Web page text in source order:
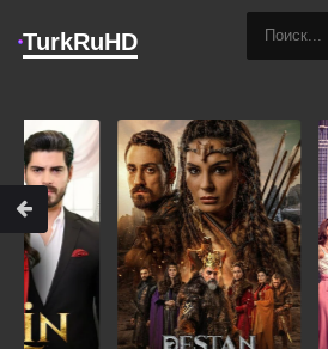
TurkRuHD